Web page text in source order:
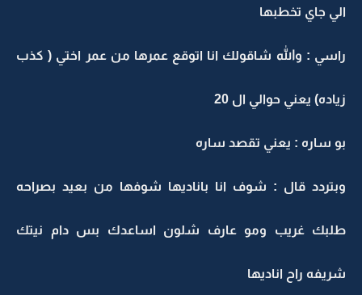
الي جاي تخطبها
راسي : والله شاقولك انا اتوقع عمرها من عمر اختي ( كذب
زياده) يعني حوالي ال 20
بو ساره : يعني تقصد ساره
وبتردد قال : شوف انا باناديها شوفها من بعيد بصراحه
طلبك غريب ومو عارف شلون اساعدك بس دام نيتك
شريفه راح اناديها